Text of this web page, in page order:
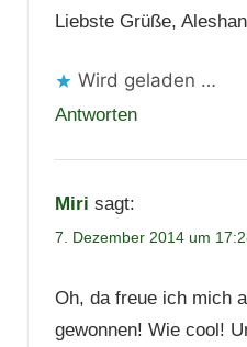
Liebste Grüße,
Wird geladen …
Antworten
Miri sagt:
7. Dezember 2014 um
Oh, da freue ich mich
gewonnen! Wie cool!